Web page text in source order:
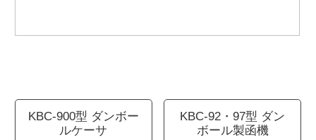
KBC-900型 ダンボー
ルケーサ
KBC-92・97型 ダン
ボール製函機